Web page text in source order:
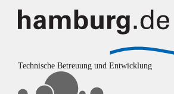
Technische Betreuung und Entwicklung